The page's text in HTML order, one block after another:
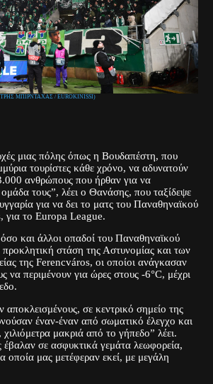
ΜΠΙΡΝΤΑΧΑΣ / EUROKINISSI)
μιας πόλης όπως η Βουδαπέστη, που
τουρίστες κάθε χρόνο, να αδυνατούν
ανθρώπους που ήρθαν για να
τους”, λέει ο Θανάσης, που ταξίδεψε
για να δει το ματς του Παναθηναϊκού
για το Europa League.
και άλλοι οπαδοί του Παναθηναϊκού
στάση της Αστυνομίας και των
της Ferencváros, οι οποίοι ανάγκασαν
να περιμένουν για ώρες στους -6°C, μέχρι
αποκλεισμένους, σε κεντρικό σημείο της
έναν-έναν από σωματικό έλεγχο και
χιλιόμετρα μακριά από το γήπεδο” λέει.
έβαλαν σε ασφυκτικά γεμάτα λεωφορεία,
οποία μας μετέφεραν εκεί, με μεγάλη